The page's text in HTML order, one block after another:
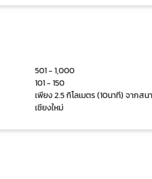
501 - 1,000
101 - 150
เพียง 2.5 กิโลเมตร (10นาที) จากส
เชียงใหม่